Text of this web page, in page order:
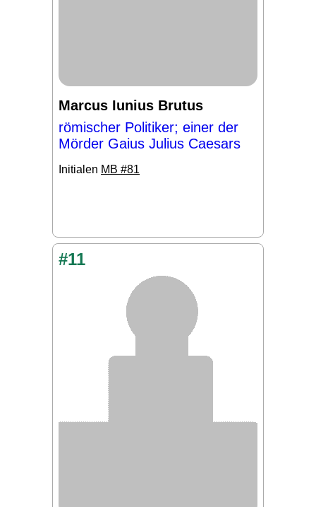
Marcus Iunius Brutus
römischer Politiker; einer der
Mörder Gaius Julius Caesars
Initialen MB #81
#11